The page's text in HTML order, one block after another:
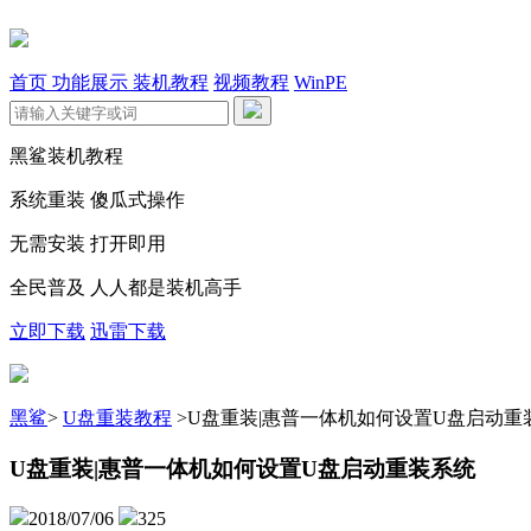
首页 功能展示 装机教程 视频教程 WinPE
黑鲨装机教程
系统重装 傻瓜式操作
无需安装 打开即用
全民普及 人人都是装机高手
立即下载 迅雷下载
黑鲨> U盘重装教程 >U盘重装|惠普一体机如何设置U盘启动重
U盘重装|惠普一体机如何设置U盘启动重装系统
2018/07/06 325